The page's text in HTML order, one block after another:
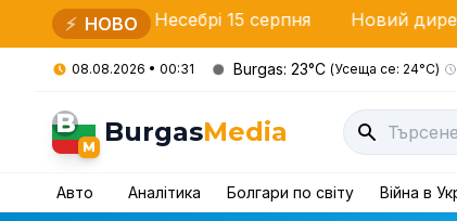
⚡ НОВО
Несебрі 15 серпня Новий директор ОДМВС –
08.08.2026 • 00:31 Burgas: 23°C (Усеща се: 24°C)
B
M BurgasMedia
Авто Аналітика Болгари по світу Війна в